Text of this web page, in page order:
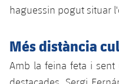
Agenda
Calendari
Resultats
Classificació
Jugadors
Calendari
Notícies
Hockey Herba
Hockey Herba
Actualitat
Escola de
haguessin pogut situar
Més distància
Amb la feina feta i